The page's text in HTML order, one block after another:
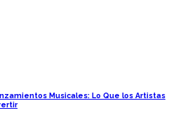
Musicales: Lo Que los Artistas